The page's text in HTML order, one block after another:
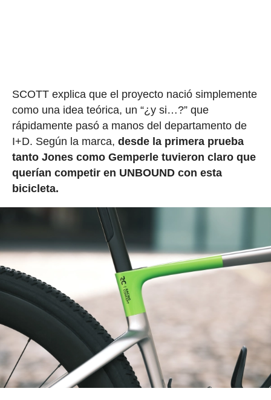
SCOTT explica que el proyecto nació simplemente
como una idea teórica, un “¿y si…?” que
rápidamente pasó a manos del departamento de
I+D. Según la marca, desde la primera prueba
tanto Jones como Gemperle tuvieron claro que
querían competir en UNBOUND con esta
bicicleta.